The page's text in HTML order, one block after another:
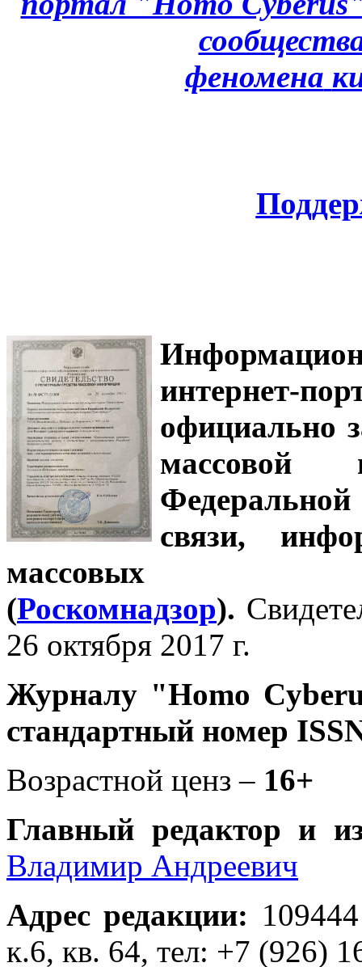
феномена
интернет-
официально
связи,
массовых
(Роскомнадзор).
26 октября 2017 г.
Журналу "Homo
стандартный номер
Возрастной ценз – 16+
Главный редактор и
Владимир Андреевич
Адрес редакции:
к.6, кв. 64, тел: +7 (926)